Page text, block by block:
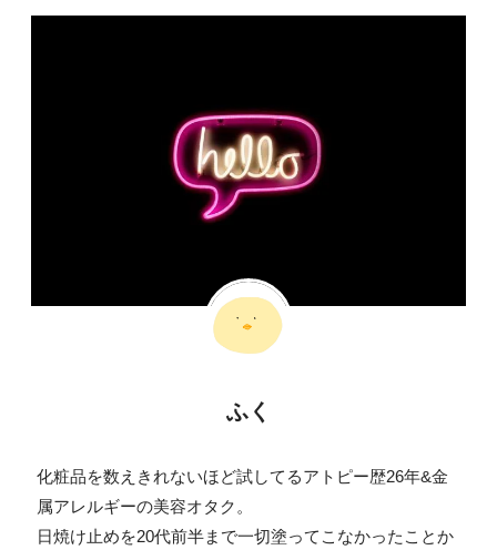
ふく
化粧品を数えきれないほど試してるアトピー歴26年&金
属アレルギーの美容オタク。
日焼け止めを20代前半まで一切塗ってこなかったことか